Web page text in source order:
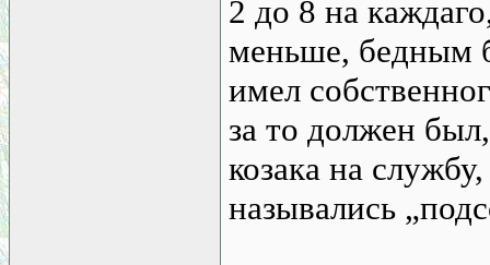
2 до 8 на
меньше, бедным
имел
за то должен
козака на
назывались